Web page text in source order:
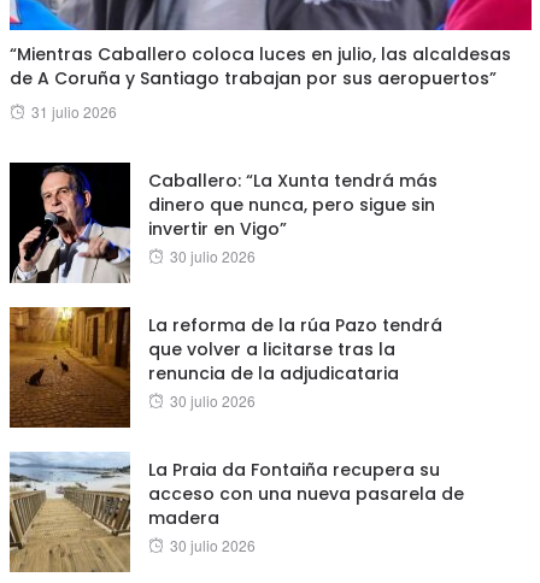
“Mientras Caballero coloca luces en julio, las alcaldesas
de A Coruña y Santiago trabajan por sus aeropuertos”
Posted
31 julio 2026
Caballero: “La Xunta tendrá más
dinero que nunca, pero sigue sin
invertir en Vigo”
Posted
30 julio 2026
La reforma de la rúa Pazo tendrá
que volver a licitarse tras la
renuncia de la adjudicataria
Posted
30 julio 2026
La Praia da Fontaiña recupera su
acceso con una nueva pasarela de
madera
Posted
30 julio 2026